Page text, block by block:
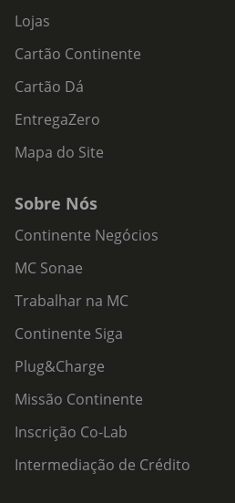
Lojas
Cartão Continente
Cartão Dá
EntregaZero
Mapa do Site
Sobre Nós
Continente Negócios
MC Sonae
Trabalhar na MC
Continente Siga
Plug&Charge
Missão Continente
Inscrição Co-Lab
Intermediação de Crédito